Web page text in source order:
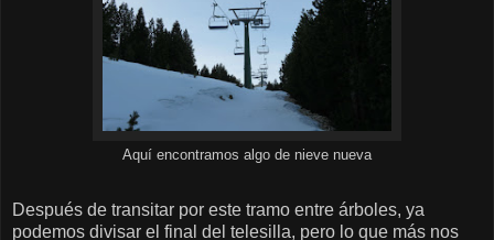
Aquí encontramos algo de nieve nueva
Después de transitar por este tramo entre árboles, ya
podemos divisar el final del telesilla, pero lo que más nos